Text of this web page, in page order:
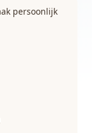
persoonlijk